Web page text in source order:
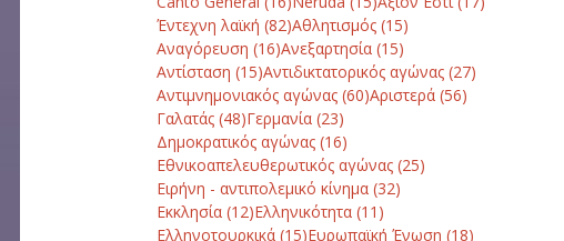
Έντεχνη λαϊκή (82)Αθλητισμός(15)
Αναγόρευση (16)Ανεξαρτησία(15)
Αντίσταση (15)Αντιδικτατορικός αγώνας(27)
Αντιμνημονιακός αγώνας(60)Αριστερά(56)
Γαλατάς(48)Γερμανία(23)
Δημοκρατικός αγώνας(16)
Εθνικοαπελευθερωτικός αγώνας(25)
Ειρήνη - αντιπολεμικό κίνημα(32)
Εκκλησία(12)Ελληνικότητα(11)
Ελληνοτουρκικά(15)Ευρωπαϊκή Ένωση (18)